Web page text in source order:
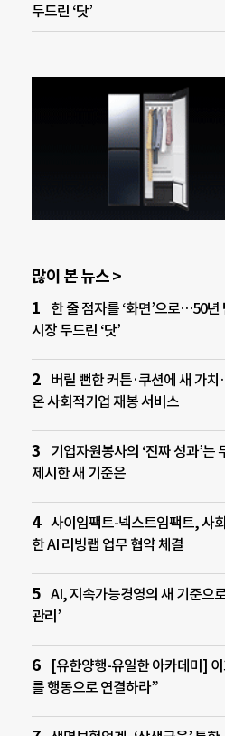
두드린 ‘닷’
많이 본 뉴스 >
한 줄 점자를 ‘화면’으로…50년
시장 두드린 ‘닷’
버릴 뻔한 커튼·쿠션에 새 가
온 사회적기업 재봉 서비스
기업자원봉사의 ‘진짜 성과’
제시한 새 기준은
사이임팩트-넥스트임팩트, 사
한 AI 리빙랩 업무 협약 체결
AI, 지속가능경영의 새 기준으
관리’
[유한양행-유일한 아카데미]
를 행동으로 연결하라”